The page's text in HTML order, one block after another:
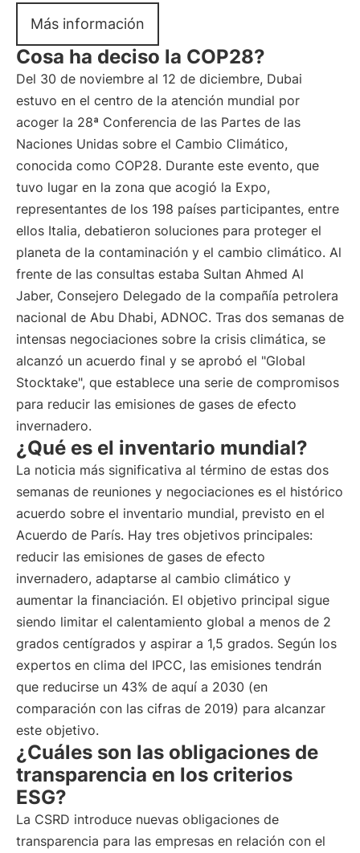
Más información
Cosa ha deciso la COP28?
Del 30 de noviembre al 12 de diciembre, Dubai
estuvo en el centro de la atención mundial por
acoger la 28ª Conferencia de las Partes de las
Naciones Unidas sobre el Cambio Climático,
conocida como COP28. Durante este evento, que
tuvo lugar en la zona que acogió la Expo,
representantes de los 198 países participantes, entre
ellos Italia, debatieron soluciones para proteger el
planeta de la contaminación y el cambio climático. Al
frente de las consultas estaba Sultan Ahmed Al
Jaber, Consejero Delegado de la compañía petrolera
nacional de Abu Dhabi, ADNOC. Tras dos semanas de
intensas negociaciones sobre la crisis climática, se
alcanzó un acuerdo final y se aprobó el "Global
Stocktake", que establece una serie de compromisos
para reducir las emisiones de gases de efecto
invernadero.
¿Qué es el inventario mundial?
La noticia más significativa al término de estas dos
semanas de reuniones y negociaciones es el histórico
acuerdo sobre el inventario mundial, previsto en el
Acuerdo de París. Hay tres objetivos principales:
reducir las emisiones de gases de efecto
invernadero, adaptarse al cambio climático y
aumentar la financiación. El objetivo principal sigue
siendo limitar el calentamiento global a menos de 2
grados centígrados y aspirar a 1,5 grados. Según los
expertos en clima del IPCC, las emisiones tendrán
que reducirse un 43% de aquí a 2030 (en
comparación con las cifras de 2019) para alcanzar
este objetivo.
¿Cuáles son las obligaciones de
transparencia en los criterios
ESG?
La CSRD introduce nuevas obligaciones de
transparencia para las empresas en relación con el